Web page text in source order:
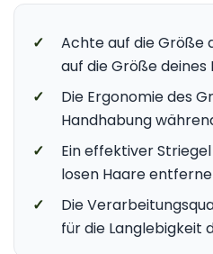
✓
Achte auf die Größe
auf die Größe deines
✓
Die Ergonomie des
Handhabung
✓
Ein effektiver
losen Haare
✓
Die
für die Langlebigkeit